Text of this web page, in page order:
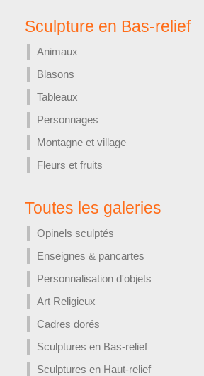
Sculpture en Bas-relief
Animaux
Blasons
Tableaux
Personnages
Montagne et village
Fleurs et fruits
Toutes les galeries
Opinels sculptés
Enseignes & pancartes
Personnalisation d'objets
Art Religieux
Cadres dorés
Sculptures en Bas-relief
Sculptures en Haut-relief